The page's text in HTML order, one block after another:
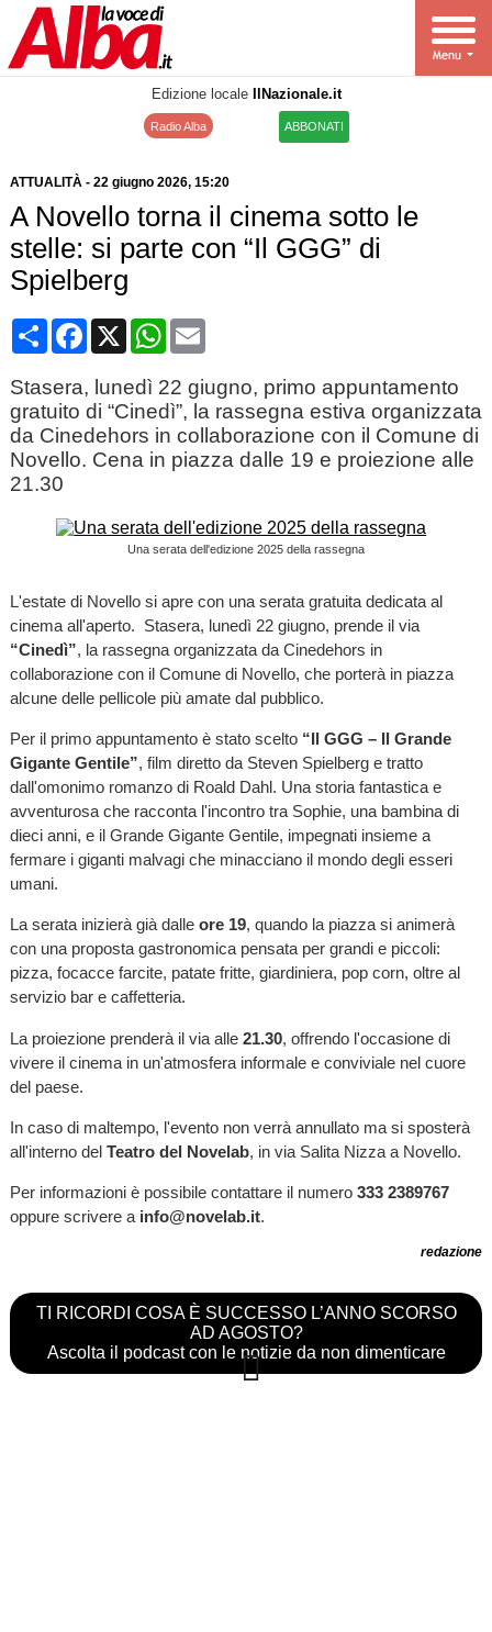
Edizione locale IlNazionale.it
Radio Alba ABBONATI
ATTUALITÀ- 22 giugno 2026, 15:20
A Novello torna il cinema sotto le
stelle: si parte con “Il GGG” di
Spielberg
CondividiFacebook
X WhatsApp
Email
Stasera, lunedì 22 giugno, primo appuntamento
gratuito di “Cinedì”, la rassegna estiva organizzata
da Cinedehors in collaborazione con il Comune di
Novello. Cena in piazza dalle 19 e proiezione alle
21.30
Una serata dell'edizione 2025 della rassegna
L'estate di Novello si apre con una serata gratuita dedicata al
cinema all'aperto. Stasera, lunedì 22 giugno, prende il via
“Cinedì”, la rassegna organizzata da Cinedehors in
collaborazione con il Comune di Novello, che porterà in piazza
alcune delle pellicole più amate dal pubblico.
Per il primo appuntamento è stato scelto “Il GGG – Il Grande
Gigante Gentile”, film diretto da Steven Spielberg e tratto
dall'omonimo romanzo di Roald Dahl. Una storia fantastica e
avventurosa che racconta l'incontro tra Sophie, una bambina di
dieci anni, e il Grande Gigante Gentile, impegnati insieme a
fermare i giganti malvagi che minacciano il mondo degli esseri
umani.
La serata inizierà già dalle ore 19, quando la piazza si animerà
con una proposta gastronomica pensata per grandi e piccoli:
pizza, focacce farcite, patate fritte, giardiniera, pop corn, oltre al
servizio bar e caffetteria.
La proiezione prenderà il via alle 21.30, offrendo l'occasione di
vivere il cinema in un'atmosfera informale e conviviale nel cuore
del paese.
In caso di maltempo, l'evento non verrà annullato ma si sposterà
all'interno del Teatro del Novelab, in via Salita Nizza a Novello.
Per informazioni è possibile contattare il numero 333 2389767
oppure scrivere a info@novelab.it.
redazione
TI RICORDI COSA È SUCCESSO L’ANNO SCORSO
AD AGOSTO?
Ascolta il podcast con le notizie da non dimenticare